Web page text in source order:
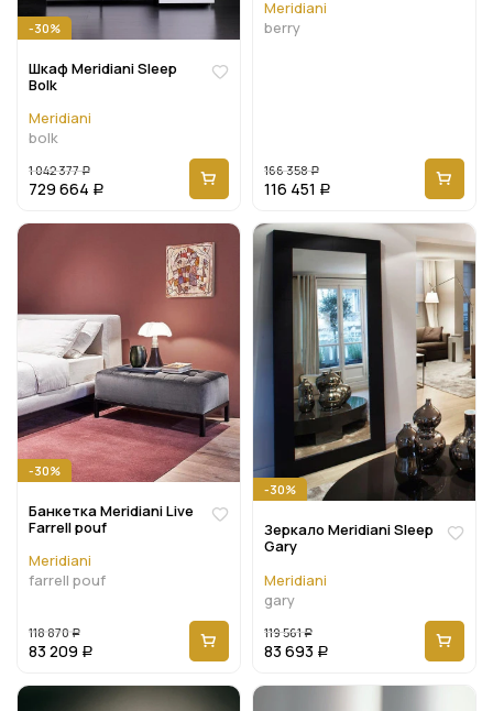
-30%
Шкаф Meridiani Sleep
Bolk
Meridiani
bolk
1 042 377 Р
729 664 Р
Meridiani
berry
166 358 Р
116 451 Р
-30%
Банкетка Meridiani Live
Farrell pouf
Meridiani
farrell pouf
118 870 Р
83 209 Р
-30%
Зеркало Meridiani Sleep
Gary
Meridiani
gary
119 561 Р
83 693 Р